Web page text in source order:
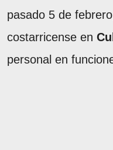
pasado 5 de
costarricense en
personal en